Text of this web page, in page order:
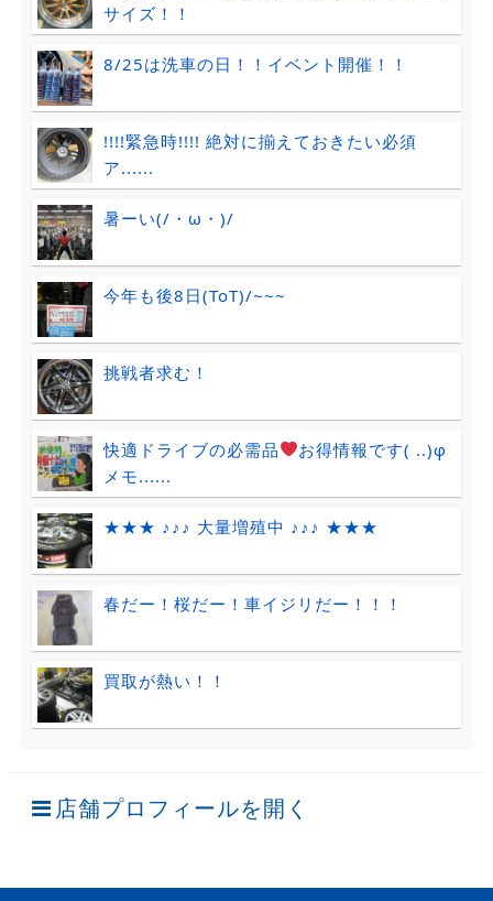
サイズ！！
8/25は洗車の日！！イベント開催！！
!!!!緊急時!!!! 絶対に揃えておきたい必須
ア......
暑ーい(/・ω・)/
今年も後8日(ToT)/~~~
挑戦者求む！
快適ドライブの必需品
お得情報です( ..)φ
メモ......
★★★ ♪♪♪ 大量増殖中 ♪♪♪ ★★★
春だー！桜だー！車イジリだー！！！
買取が熱い！！
店舗プロフィールを開く